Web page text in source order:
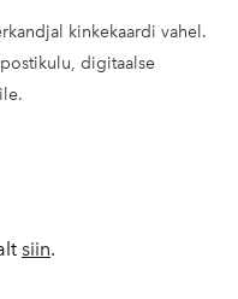
kinkekaardi vahel.
digitaalse
siin.